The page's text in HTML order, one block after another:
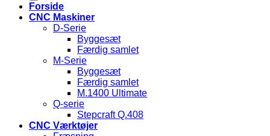
Forside
CNC Maskiner
D-Serie
Byggesæt
Færdig samlet
M-Serie
Byggesæt
Færdig samlet
M.1400 Ultimate
Q-serie
Stepcraft Q.408
CNC Værktøjer